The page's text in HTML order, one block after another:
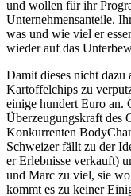
und wollen für ihr
Unternehmensanteile.
was und wie viel er
wieder auf das
Damit dieses nicht dazu
Kartoffelchips zu
einige hundert Euro an.
Überzeugungskraft des
Konkurrenten
Schweizer fällt zu der
er Erlebnisse verkauft)
und Marc zu viel, sie
kommt es zu keiner